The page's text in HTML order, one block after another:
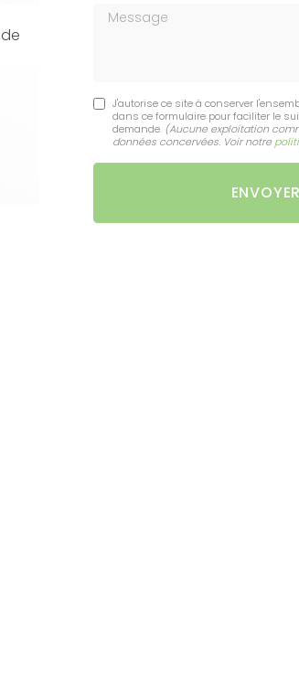
Message
J'autorise ce site à conserver
dans ce formulaire pour faciliter le
demande. (Aucune exploitation
données concervées. Voir notre